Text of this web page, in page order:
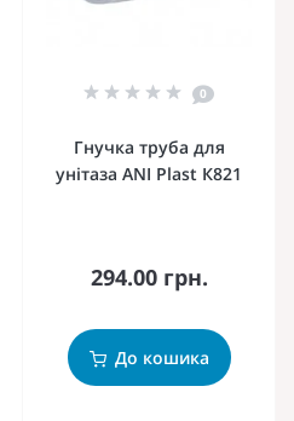
0
Гнучка труба для
унітаза ANI Plast К821
294.00 грн.
До кошика